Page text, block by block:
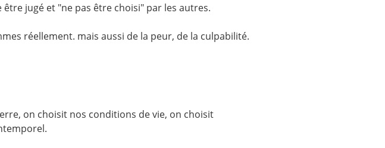
jugé et "ne pas être choisi" par les autres.
réellement. mais aussi de la peur, de la culpabilité.
on choisit nos conditions de vie, on choisit